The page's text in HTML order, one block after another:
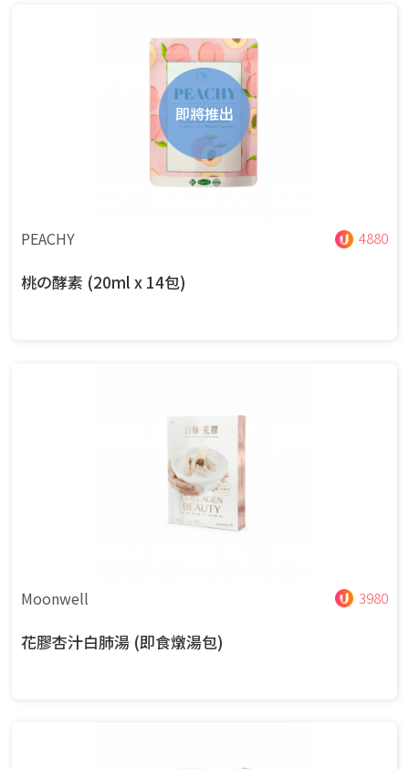
即將推出
PEACHY 4880
桃の酵素 (20ml x 14包)
Moonwell 3980
花膠杏汁白肺湯 (即食燉湯包)